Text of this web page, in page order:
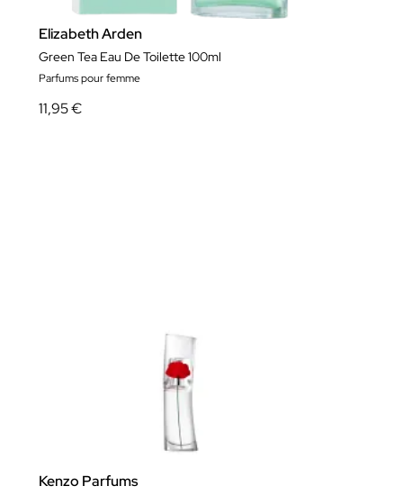
Elizabeth Arden
Green Tea Eau De Toilette 100ml
Parfums pour femme
11,95 €
Kenzo Parfums